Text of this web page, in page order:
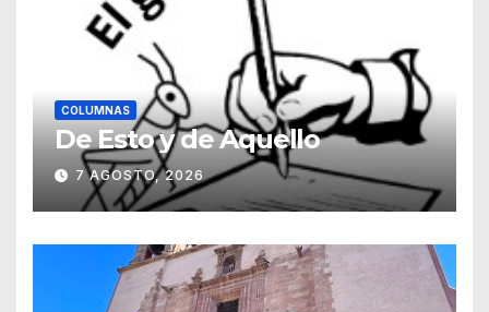
COLUMNAS
De Esto y de Aquello
7 AGOSTO, 2026